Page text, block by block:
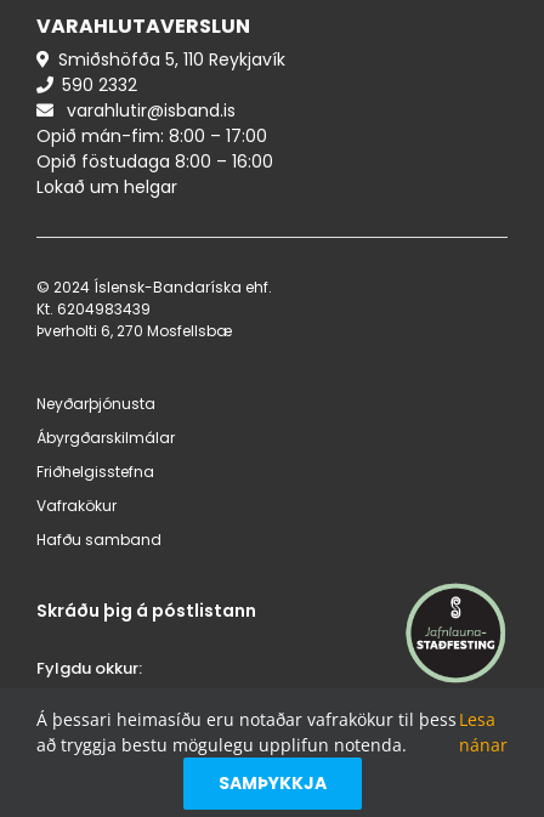
VARAHLUTAVERSLUN
Smiðshöfða 5, 110 Reykjavík
590 ​2332
varahlutir@isband.is
Opið mán-fim: 8:00 – 17:00
Opið föstudaga 8:00 – 16:00
Lokað um helgar
© 2024 Íslensk-Bandaríska ehf.
Kt. 620498​3439
Þverholti 6, 270 Mosfellsbæ
Neyðarþjónusta
Ábyrgðarskilmálar
Friðhelgisstefna
Vafrakökur
Hafðu samband
Skráðu þig á póstlistann
Fylgdu okkur:
ÍSBAND /
Jeep® á Íslandi / /
FIAT á Íslandi /
/
/
Á þessari heimasíðu eru notaðar vafrakökur til þess
að tryggja bestu mögulegu upplifun notenda.
Lesa
nánar
SAMÞYKKJA